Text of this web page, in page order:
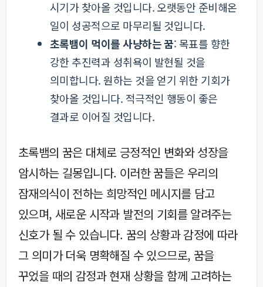
시기가 찾아올 것입니다. 오랫동안 준비해온
일이 성공적으로 마무리될 것입니다.
초록뱀이 먹이를 사냥하는 꿈: 목표를 향한
강한 추진력과 성취욕이 발현될 것을
의미합니다. 원하는 것을 얻기 위한 기회가
찾아올 것입니다. 적극적인 행동이 좋은
결과로 이어질 것입니다.
초록뱀의 꿈은 대체로 긍정적인 변화와 성장을
암시하는 길몽입니다. 이러한 꿈들은 우리의
잠재의식이 전하는 희망적인 메시지를 담고
있으며, 새로운 시작과 발전의 기회를 알려주는
신호가 될 수 있습니다. 꿈의 상황과 감정에 따라
그 의미가 더욱 명확해질 수 있으므로, 꿈을
꾸었을 때의 감정과 현재 상황을 함께 고려하는